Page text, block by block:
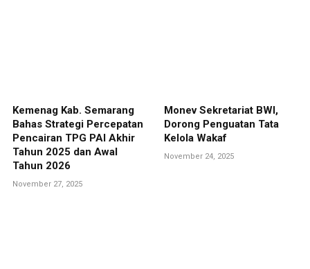
Kemenag Kab. Semarang
Bahas Strategi Percepatan
Pencairan TPG PAI Akhir
Tahun 2025 dan Awal
Tahun 2026
November 27, 2025
Monev Sekretariat BWI,
Dorong Penguatan Tata
Kelola Wakaf
November 24, 2025